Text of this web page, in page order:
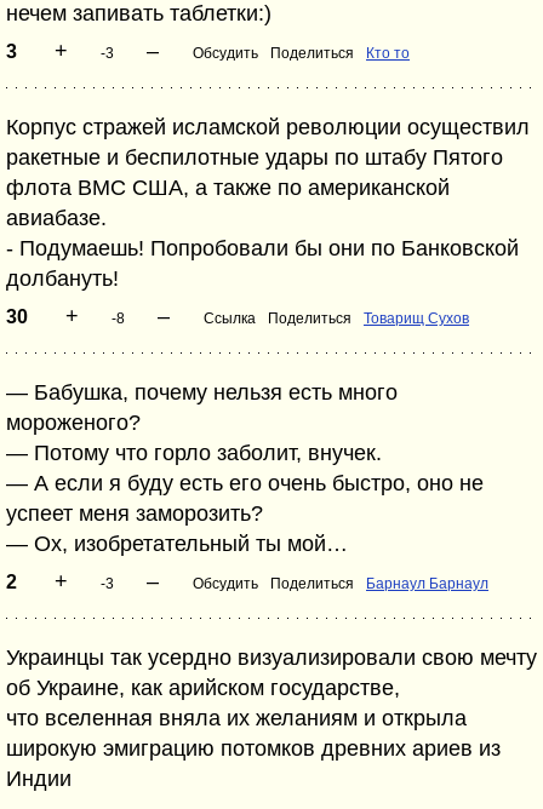
нечем запивать таблетки:)
3 + -3 – Обсудить Поделиться Кто то
Корпус стражей исламской революции осуществил
ракетные и беспилотные удары по штабу Пятого
флота ВМС США, а также по американской
авиабазе.
- Подумаешь! Попробовали бы они по Банковской
долбануть!
30 + -8 – Ссылка Поделиться Товарищ Сухов
— Бабушка, почему нельзя есть много
мороженого?
— Потому что горло заболит, внучек.
— А если я буду есть его очень быстро, оно не
успеет меня заморозить?
— Ох, изобретательный ты мой…
2 + -3 – Обсудить Поделиться Барнаул Барнаул
Украинцы так усердно визуализировали свою мечту
об Украине, как арийском государстве,
что вселенная вняла их желаниям и открыла
широкую эмиграцию потомков древних ариев из
Индии